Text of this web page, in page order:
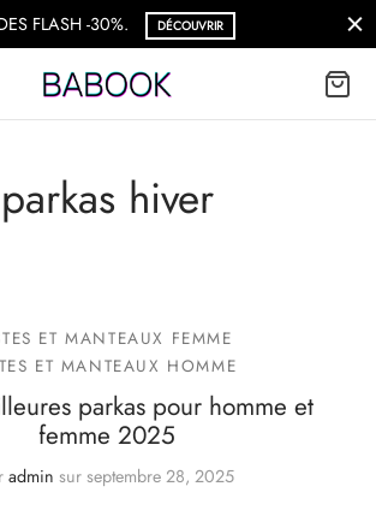
FLASH -30%. DÉCOUVRIR
parkas hiver
ET MANTEAUX FEMME
ET MANTEAUX HOMME
parkas pour homme et
femme 2025
admin sur septembre 28, 2025